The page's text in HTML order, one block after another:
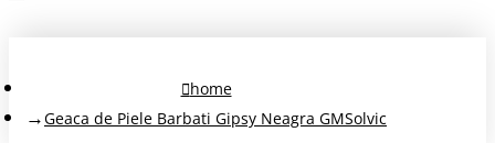
home
Geaca de Piele Barbati Gipsy Neagra GMSolvic